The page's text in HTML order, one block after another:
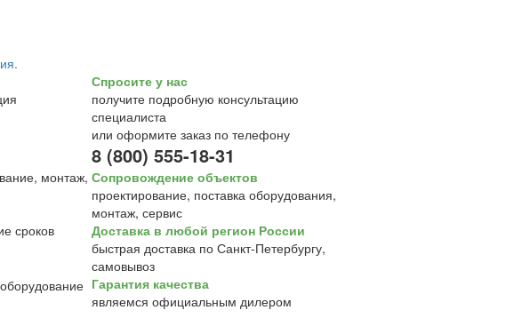
Спросите у нас
получите подробную консультацию
специалиста
или оформите заказ по телефону
8 (800) 555-18-31
Сопровождение объектов
проектирование, поставка оборудования,
монтаж, сервис
Доставка в любой регион России
быстрая доставка по Санкт-Петербургу,
самовывоз
Гарантия качества
являемся официальным дилером